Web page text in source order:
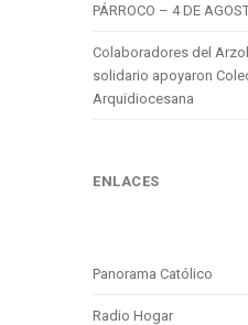
PÁRROCO – 4 DE
Colaboradores del
solidario apoyaron
Arquidiocesana
ENLACES
Panorama Católico
Radio Hogar